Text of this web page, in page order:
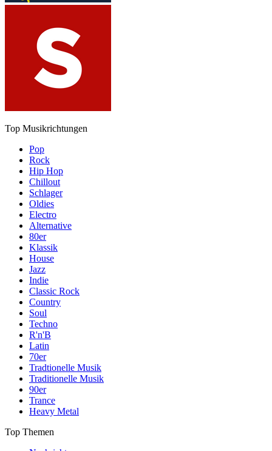
Top Musikrichtungen
Pop
Rock
Hip Hop
Chillout
Schlager
Oldies
Electro
Alternative
80er
Klassik
House
Jazz
Indie
Classic Rock
Country
Soul
Techno
R'n'B
Latin
70er
Tradtionelle Musik
Traditionelle Musik
90er
Trance
Heavy Metal
Top Themen